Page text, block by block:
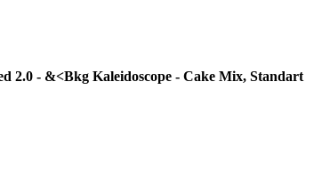
2.0 - &<Bkg Kaleidoscope - Cake Mix, Standart